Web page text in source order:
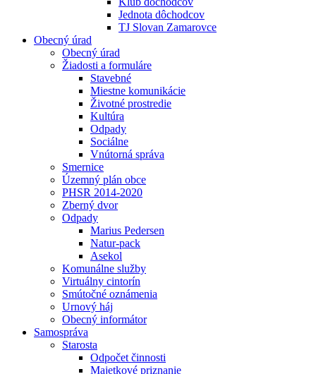
Jednota dôchodcov
TJ Slovan Zamarovce
Obecný úrad
Obecný úrad
Žiadosti a formuláre
Stavebné
Miestne komunikácie
Životné prostredie
Kultúra
Odpady
Sociálne
Vnútorná správa
Smernice
Územný plán obce
PHSR 2014-2020
Zberný dvor
Odpady
Marius Pedersen
Natur-pack
Asekol
Komunálne služby
Virtuálny cintorín
Smútočné oznámenia
Urnový háj
Obecný informátor
Samospráva
Starosta
Odpočet činnosti
Majetkové priznanie